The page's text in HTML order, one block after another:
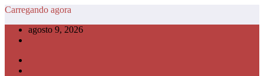
Pular
conteúdo
Carregando agora
agosto 9, 2026